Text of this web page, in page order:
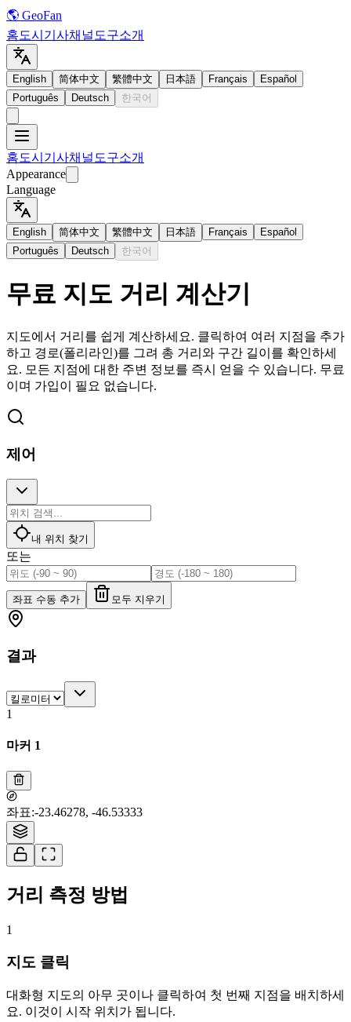
🌎 GeoFan
홈도시 기사채널 도구소개
English 简体中文 繁體中文 日本語 Français
Español
Português
Deutsch 한국어
홈도시 기사채널 도구소개
Appearance
Language
English 简体中文 繁體中文 日本語 Français
Español
Português
Deutsch 한국어
무료 지도 거리 계산기
지도에서 거리를 쉽게 계산하세요. 클릭하여 여러 지점을 추가
하고 경로(폴리라인)를 그려 총 거리와 구간 길이를 확인하세
요. 모든 지점에 대한 주변 정보를 즉시 얻을 수 있습니다. 무료
이며 가입이 필요 없습니다.
제어
내 위치 찾기
또는
좌표 수동 추가 모두 지우기
결과
1
마커 1
좌표:-23.46278, -46.53333
Tiles © Esri — Source: Esri, i-cubed, USDA, USGS, AEX, GeoEye,
Getmapping, Aerogrid, IGN, IGP, UPR-EGP, and the GIS User Community
거리 측정 방법
1
지도 클릭
대화형 지도의 아무 곳이나 클릭하여 첫 번째 지점을 배치하세
요. 이것이 시작 위치가 됩니다.